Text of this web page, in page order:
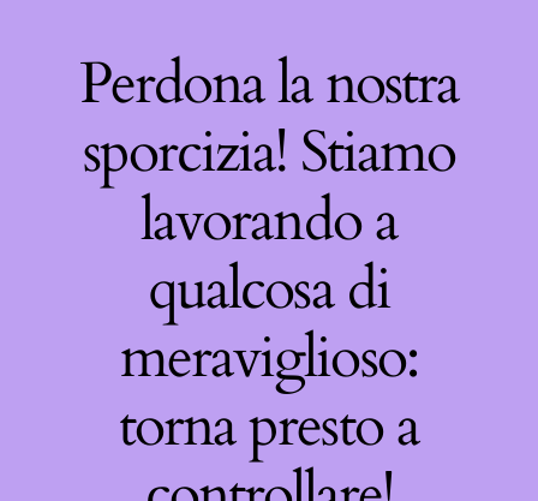
Perdona la nostra
sporcizia! Stiamo
lavorando a
qualcosa di
meraviglioso:
torna presto a